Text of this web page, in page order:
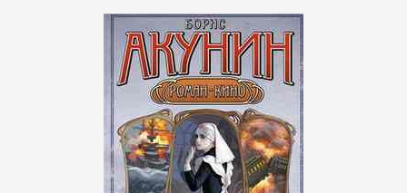
Педагогика
Политика,
политология